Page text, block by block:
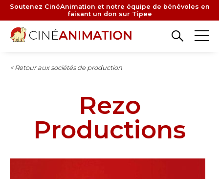
Aller
contenu
principal
Soutenez CinéAnimation et notre équipe de bénévoles en
faisant un don sur Tipee
< Retour aux sociétés de production
Rezo
Productions